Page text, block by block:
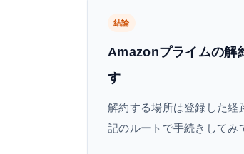
結論
Amazonプライムの解
す
解約する場所は登録した経
記のルートで手続きしてみ